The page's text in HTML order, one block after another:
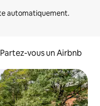
Partez-vous un Airbnb